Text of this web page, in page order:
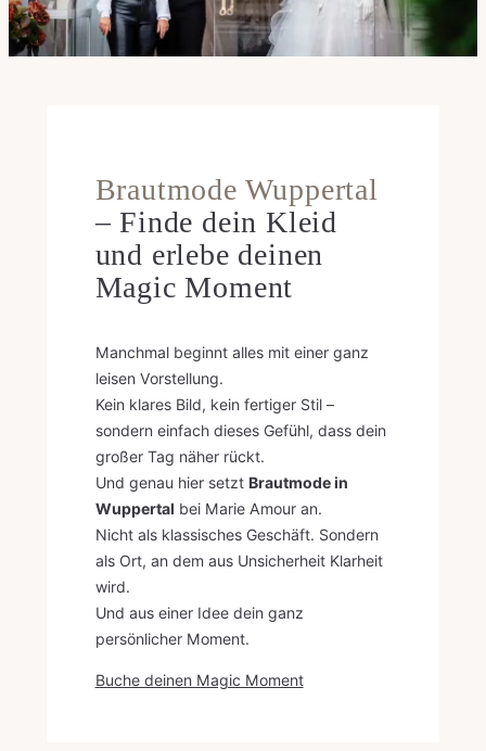
Brautmode Wuppertal
– Finde dein Kleid
und erlebe deinen
Magic Moment
Manchmal beginnt alles mit einer ganz
leisen Vorstellung.
Kein klares Bild, kein fertiger Stil –
sondern einfach dieses Gefühl, dass dein
großer Tag näher rückt.
Und genau hier setzt Brautmode in
Wuppertal bei Marie Amour an.
Nicht als klassisches Geschäft. Sondern
als Ort, an dem aus Unsicherheit Klarheit
wird.
Und aus einer Idee dein ganz
persönlicher Moment.
Buche deinen Magic Moment